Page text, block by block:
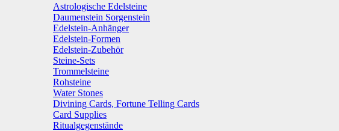
Astrologische Edelsteine
Daumenstein Sorgenstein
Edelstein-Anhänger
Edelstein-Formen
Edelstein-Zubehör
Steine-Sets
Trommelsteine
Rohsteine
Water Stones
Divining Cards, Fortune Telling Cards
Card Supplies
Ritualgegenstände